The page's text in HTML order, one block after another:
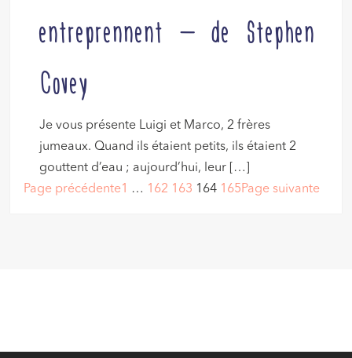
entreprennent – de Stephen
Covey
Je vous présente Luigi et Marco, 2 frères
jumeaux. Quand ils étaient petits, ils étaient 2
gouttent d’eau ; aujourd’hui, leur […]
Page précédente1 … 162 163 164 165Page suivante